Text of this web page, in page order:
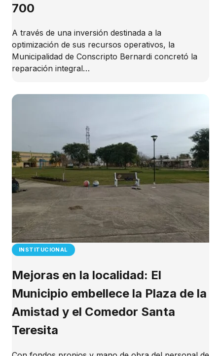
700
A través de una inversión destinada a la
optimización de sus recursos operativos, la
Municipalidad de Conscripto Bernardi concretó la
reparación integral…
INSTITUCIONAL
Mejoras en la localidad: El
Municipio embellece la Plaza de la
Amistad y el Comedor Santa
Teresita